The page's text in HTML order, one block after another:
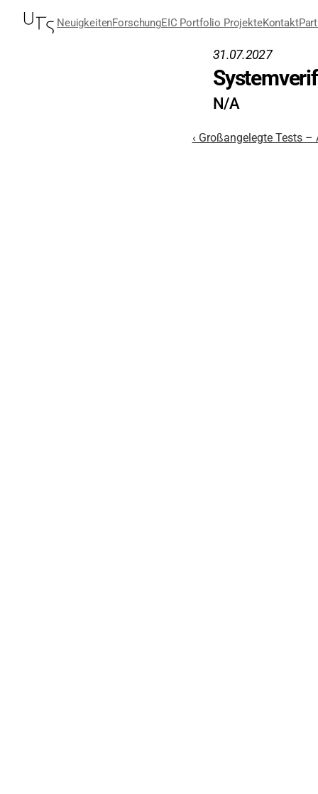
NeuigkeitenForschungEIC Portfolio ProjekteKontakt
31.07.2027
N/A
‹ Großangelegte Tests –